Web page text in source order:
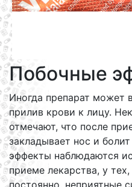
Побочные
Иногда препарат может
прилив крови к лицу.
отмечают, что после
закладывает нос и
эффекты наблюдаются
приеме лекарства, у
постоянно, неприятные